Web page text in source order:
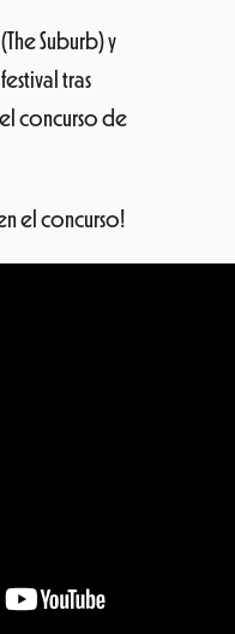
Suburb) y
tras
concurso de
el concurso!